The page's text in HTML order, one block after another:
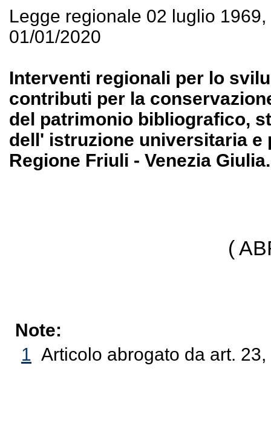
Legge regionale 02 luglio
01/01/2020
Interventi regionali per lo
contributi per la
del patrimonio bibliografico,
dell' istruzione universitaria
Regione Friuli - Venezia Giulia.
(
Note:
1 Articolo abrogato da art.